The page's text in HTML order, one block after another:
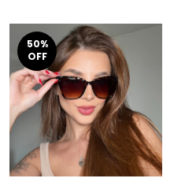
50%
OFF